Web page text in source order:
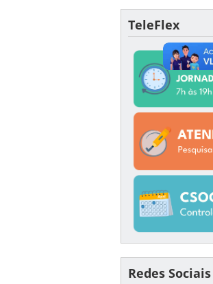
TeleFlex
Redes Sociais